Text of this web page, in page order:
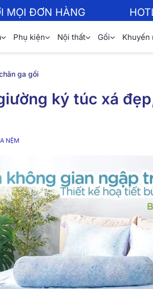
MỌI ĐƠN HÀNG
Phụ kiện Nội thất Gối Khuyến
ga gối
ký túc xá
NỆM